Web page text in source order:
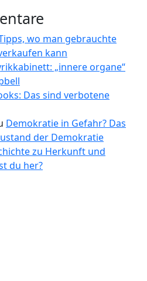
wo man gebrauchte
kann
„innere organe“
Das sind verbotene
Demokratie in Gefahr? Das
der Demokratie
zu Herkunft und
du her?